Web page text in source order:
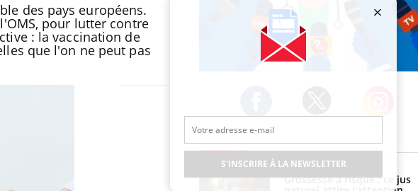
des pays européens.
pour lutter contre
: la vaccination de
que l'on ne peut pas
Facebook
EN DIRECT
Comment éviter une otite Grossesse à risque : ce jus
S'INSCRIRE À LA NEWSLETTER